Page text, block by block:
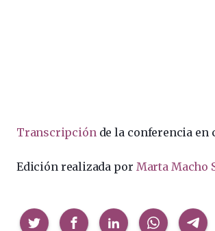
Transcripción de la conferencia en
Edición realizada por Marta Macho
Compartir